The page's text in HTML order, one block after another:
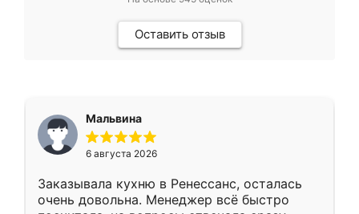
Оставить отзыв
Мальвина
6 августа 2026
Заказывала кухню в Ренессанс, осталась
очень довольна. Менеджер всё быстро